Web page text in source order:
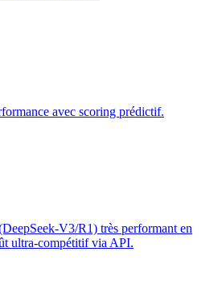
avec scoring prédictif.
V3/R1) très performant en
ultra-compétitif via API.